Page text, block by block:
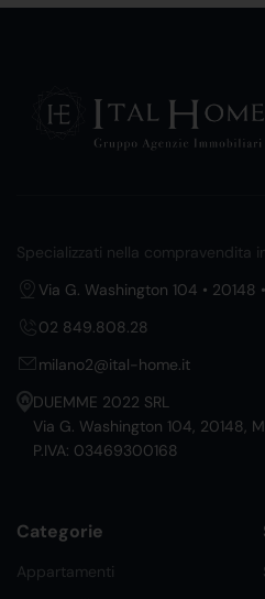
Specializzati nella compravendita
Via G. Washington 104 • 20148
02 849.808.28
milano2@ital-home.it
DUEMME 2022 SRL
Via G. Washington 104, 20148,
P.IVA: 03469300168
Categorie
Appartamenti